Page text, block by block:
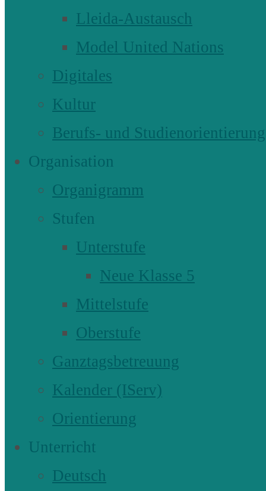
Lleida-Austausch
Model United Nations
Digitales
Kultur
Berufs- und Studienorientierung
Organisation
Organigramm
Stufen
Unterstufe
Neue Klasse 5
Mittelstufe
Oberstufe
Ganztagsbetreuung
Kalender (IServ)
Orientierung
Unterricht
Deutsch